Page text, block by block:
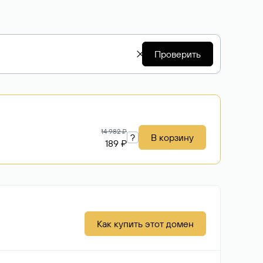
Проверить
14 982 ₽
189 ₽ ? В корзину
Как купить этот домен